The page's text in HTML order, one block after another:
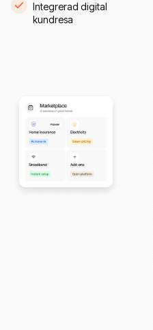
Integrerad digital
kundresa